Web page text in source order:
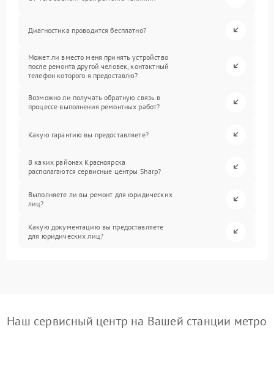
Диагностика проводится бесплатно?
Может ли вместо меня принять устройство
после ремонта другой человек, контактный
телефон которого я предоставлю?
Возможно ли получать обратную связь в
процессе выполнения ремонтных работ?
Какую гарантию вы предоставляете?
В каких районах Красноярска
располагаются сервисные центры Sharp?
Выполняете ли вы ремонт для юридических
лиц?
Какую документацию вы предоставляете
для юридических лиц?
Наш сервисный центр на Вашей станции метро